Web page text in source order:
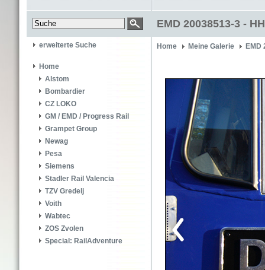
EMD 20038513-3 -
erweiterte Suche
Home
Alstom
Bombardier
CZ LOKO
GM / EMD / Progress Rail
Grampet Group
Newag
Pesa
Siemens
Stadler Rail Valencia
TZV Gredelj
Voith
Wabtec
ZOS Zvolen
Special: RailAdventure
Home Meine Galerie EMD